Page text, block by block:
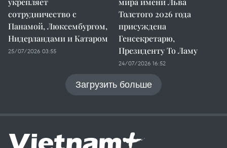
сотрудничество с
Панамой, Люксембургом,
Нидерландами и Катаром
25/07/2026 03:55
Толстого 2026 года
присуждена
Генсекретарю,
Президенту То Ламу
24/07/2026 16:52
Загрузить больше